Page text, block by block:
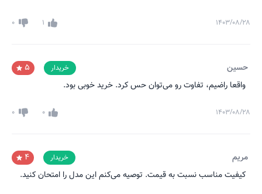
۱۴۰۳/۰۸/۲۸ 1
0
حسین خریدار
5
واقعا راضیم، تفاوت رو می‌توان حس کرد. خرید خوبی بود.
۱۴۰۳/۰۸/۲۸ 0
0
مریم خریدار
4
کیفیت مناسب نسبت به قیمت. توصیه می‌کنم این مدل را امتحان کنید.